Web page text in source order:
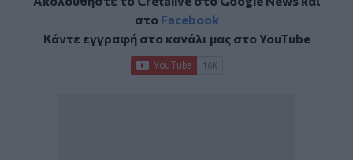
στο Facebook
Κάντε εγγραφή στο κανάλι μας στοYouTube